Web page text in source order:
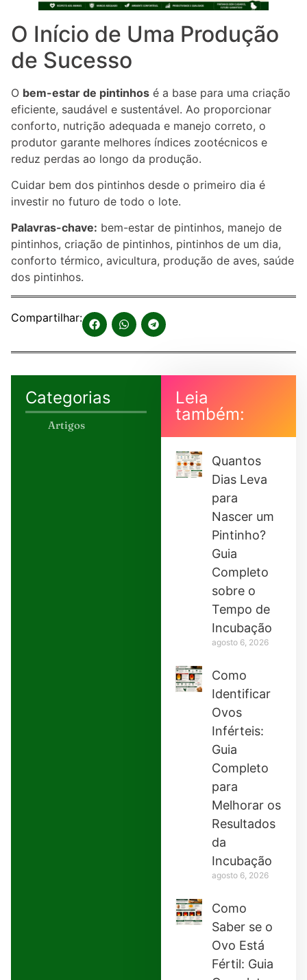
O Início de Uma Produção
de Sucesso
O bem-estar de pintinhos é a base para uma criação
eficiente, saudável e sustentável. Ao proporcionar
conforto, nutrição adequada e manejo correto, o
produtor garante melhores índices zootécnicos e
reduz perdas ao longo da produção.
Cuidar bem dos pintinhos desde o primeiro dia é
investir no futuro de todo o lote.
Palavras-chave: bem-estar de pintinhos, manejo de
pintinhos, criação de pintinhos, pintinhos de um dia,
conforto térmico, avicultura, produção de aves, saúde
dos pintinhos.
Compartilhar:
Categorias
Artigos
Leia
também:
Quantos
Dias Leva
para
Nascer um
Pintinho?
Guia
Completo
sobre o
Tempo de
Incubação
agosto 6, 2026
Como
Identificar
Ovos
Inférteis:
Guia
Completo
para
Melhorar os
Resultados
da
Incubação
agosto 6, 2026
Como
Saber se o
Ovo Está
Fértil: Guia